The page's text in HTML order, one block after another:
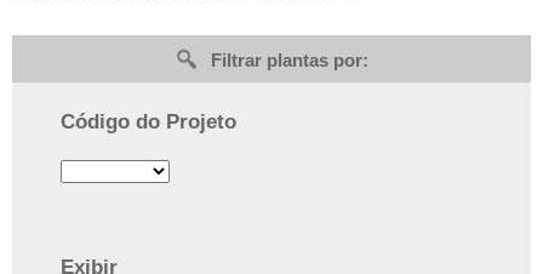
Filtrar plantas por:
Código do Projeto
Exibir